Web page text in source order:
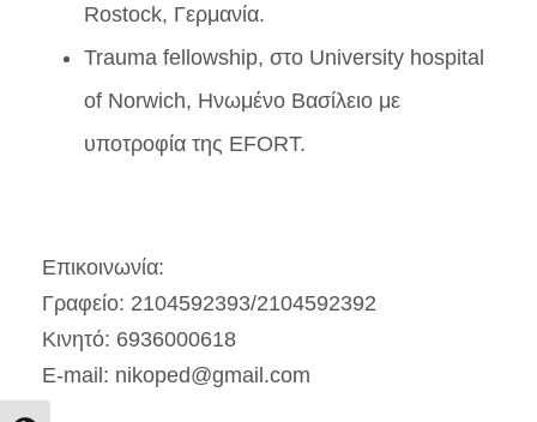
Rostock, Γερμανία.
Trauma fellowship, στο University hospital
of Norwich, Ηνωμένο Βασίλειο με
υποτροφία της EFORT.
Επικοινωνία:
Γραφείο: 2104592393/2104592392
Κινητό: 6936000618
E-mail: nikoped@gmail.com